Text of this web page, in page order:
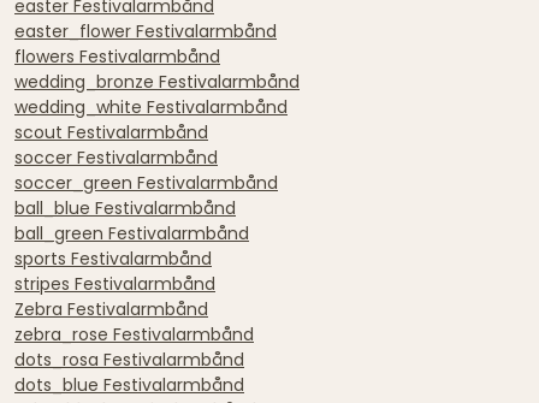
easter Festivalarmbånd
easter_flower Festivalarmbånd
flowers Festivalarmbånd
wedding_bronze Festivalarmbånd
wedding_white Festivalarmbånd
scout Festivalarmbånd
soccer Festivalarmbånd
soccer_green Festivalarmbånd
ball_blue Festivalarmbånd
ball_green Festivalarmbånd
sports Festivalarmbånd
stripes Festivalarmbånd
Zebra Festivalarmbånd
zebra_rose Festivalarmbånd
dots_rosa Festivalarmbånd
dots_blue Festivalarmbånd